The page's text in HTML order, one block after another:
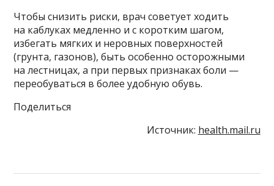
Чтобы снизить риски, врач советует ходить
на каблуках медленно и с коротким шагом,
избегать мягких и неровных поверхностей
(грунта, газонов), быть особенно осторожными
на лестницах, а при первых признаках боли —
переобуваться в более удобную обувь.
Поделиться
Источник: health.mail.ru